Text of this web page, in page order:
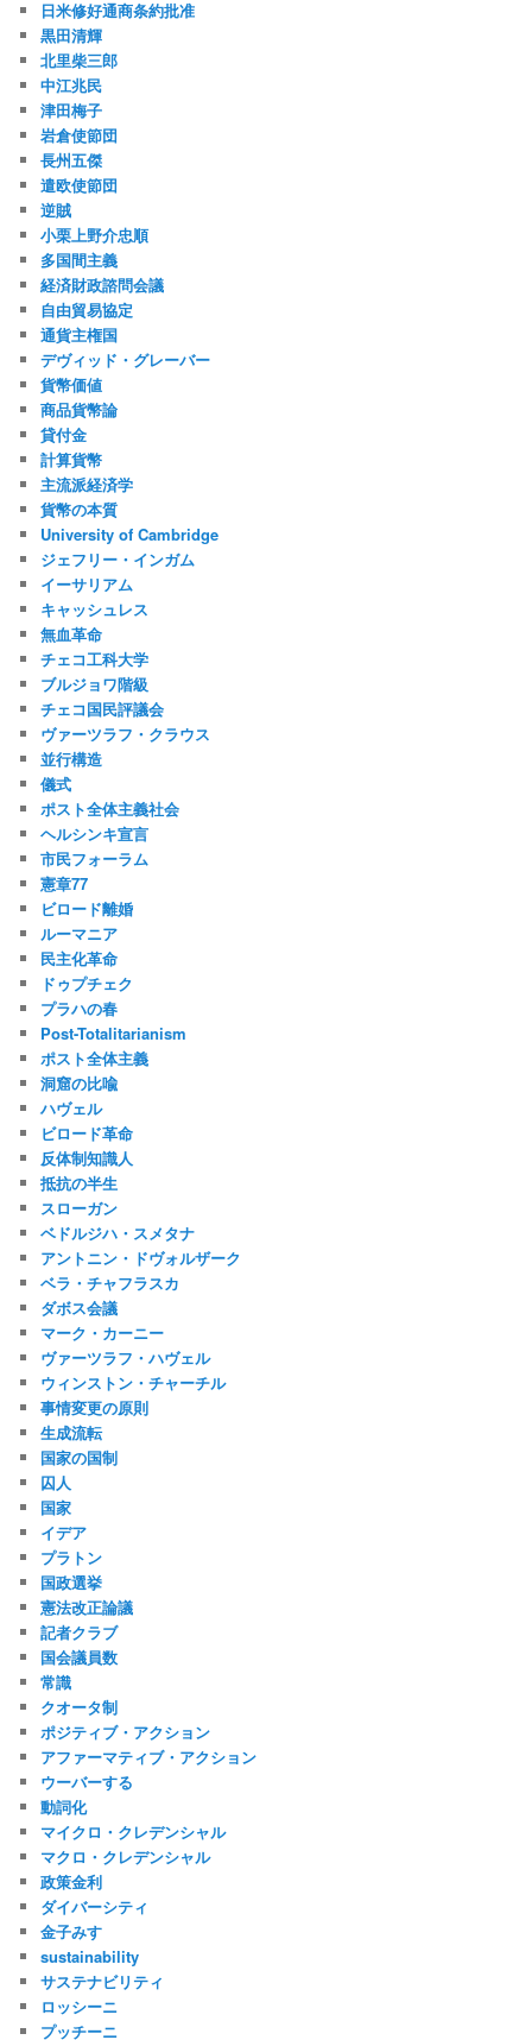
日米修好通商条約批准
黒田清輝
北里柴三郎
中江兆民
津田梅子
岩倉使節団
長州五傑
遣欧使節団
逆賊
小栗上野介忠順
多国間主義
経済財政諮問会議
自由貿易協定
通貨主権国
デヴィッド・グレーバー
貨幣価値
商品貨幣論
貸付金
計算貨幣
主流派経済学
貨幣の本質
University of Cambridge
ジェフリー・インガム
イーサリアム
キャッシュレス
無血革命
チェコ工科大学
ブルジョワ階級
チェコ国民評議会
ヴァーツラフ・クラウス
並行構造
儀式
ポスト全体主義社会
ヘルシンキ宣言
市民フォーラム
憲章77
ビロード離婚
ルーマニア
民主化革命
ドゥプチェク
プラハの春
Post-Totalitarianism
ポスト全体主義
洞窟の比喩
ハヴェル
ビロード革命
反体制知識人
抵抗の半生
スローガン
ベドルジハ・スメタナ
アントニン・ドヴォルザーク
ベラ・チャフラスカ
ダボス会議
マーク・カーニー
ヴァーツラフ・ハヴェル
ウィンストン・チャーチル
事情変更の原則
生成流転
国家の国制
囚人
国家
イデア
プラトン
国政選挙
憲法改正論議
記者クラブ
国会議員数
常識
クオータ制
ポジティブ・アクション
アファーマティブ・アクション
ウーバーする
動詞化
マイクロ・クレデンシャル
マクロ・クレデンシャル
政策金利
ダイバーシティ
金子みすゞ
sustainability
サステナビリティ
ロッシーニ
プッチーニ